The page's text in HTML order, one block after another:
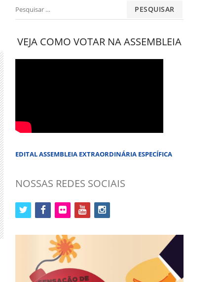
Pesquisar
VEJA COMO VOTAR NA ASSEMBLEIA
EDITAL ASSEMBLEIA EXTRAORDINÁRIA ESPECÍFICA
NOSSAS REDES SOCIAIS
twitterfacebook flickr youtube